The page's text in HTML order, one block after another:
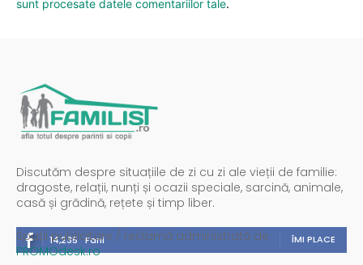
sunt procesate datele comentariilor tale.
Discutăm despre situațiile de zi cu zi ale vieții de familie:
dragoste, relații, nunți și ocazii speciale, sarcină, animale,
casă și grădină, rețete și timp liber.
14,235 Fani ÎMI PLACE
Spații publicitare / reclamă administrată de
PROMOdesk.ro